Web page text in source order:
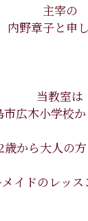
主宰の
内野章子と申
当教室は
市広木小学校か
歳から大人の方
イドのレッス